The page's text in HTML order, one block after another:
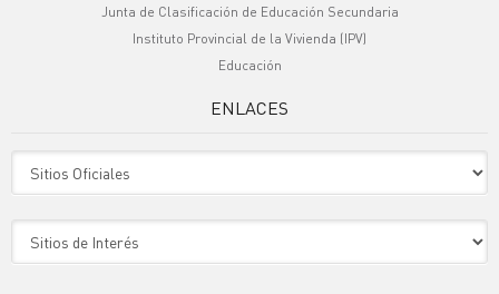
Junta de Clasificación de Educación Secundaria
Instituto Provincial de la Vivienda (IPV)
Educación
ENLACES